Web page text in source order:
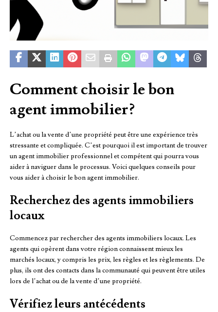
Comment choisir le bon
agent immobilier?
L’achat ou la vente d’une propriété peut être une expérience très
stressante et compliquée. C’est pourquoi il est important de trouver
un agent immobilier professionnel et compétent qui pourra vous
aider à naviguer dans le processus. Voici quelques conseils pour
vous aider à choisir le bon agent immobilier.
Recherchez des agents immobiliers
locaux
Commencez par rechercher des agents immobiliers locaux. Les
agents qui opèrent dans votre région connaissent mieux les
marchés locaux, y compris les prix, les règles et les règlements. De
plus, ils ont des contacts dans la communauté qui peuvent être utiles
lors de l’achat ou de la vente d’une propriété.
Vérifiez leurs antécédents